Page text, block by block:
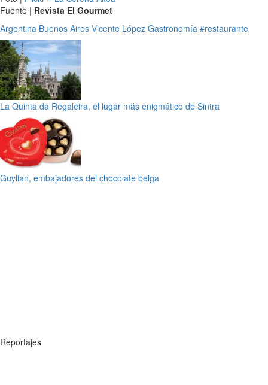
Fuente | Revista El Gourmet
Argentina Buenos Aires Vicente López Gastronomía #restaurante
La Quinta da Regaleira, el lugar más enigmático de Sintra
Guylian, embajadores del chocolate belga
Reportajes